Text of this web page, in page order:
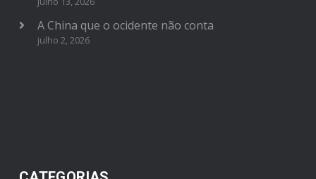
A China que o ocidente não conta
julho 2, 2026